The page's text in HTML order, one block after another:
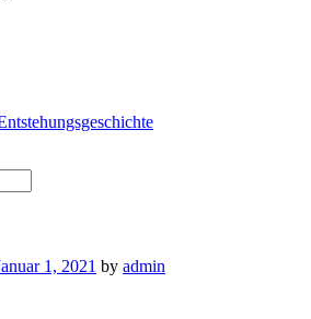
1, 2021 by admin